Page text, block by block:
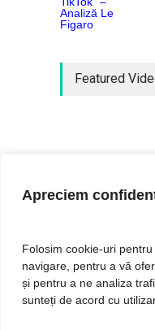
Apreciem
Folosim cookie-uri
navigare, pentru a vă
și pentru a ne analiza
sunteți de acord cu
Featured
UIB - cele mai actuale